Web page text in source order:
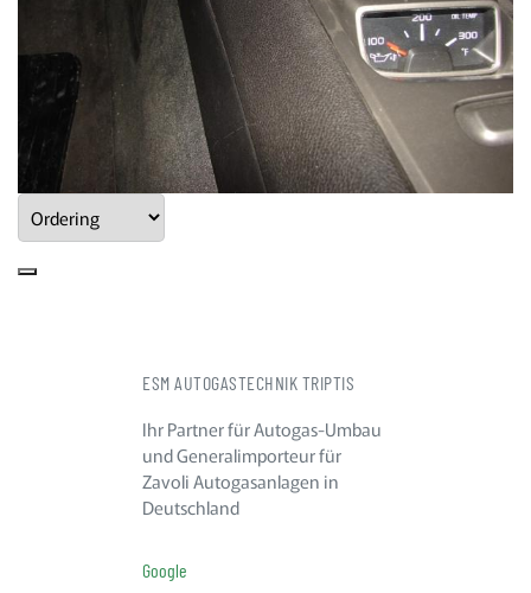
ESM AUTOGASTECHNIK TRIPTIS
Ihr Partner für Autogas-Umbau
und Generalimporteur für
Zavoli Autogasanlagen in
Deutschland
Google